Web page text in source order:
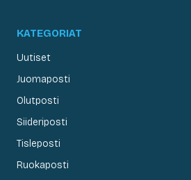
KATEGORIAT
Uutiset
Juomaposti
Olutposti
Siideriposti
Tisleposti
Ruokaposti